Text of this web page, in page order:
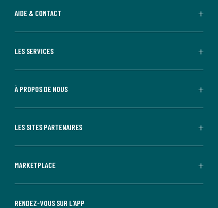
AIDE & CONTACT
LES SERVICES
À PROPOS DE NOUS
LES SITES PARTENAIRES
MARKETPLACE
RENDEZ-VOUS SUR L'APP